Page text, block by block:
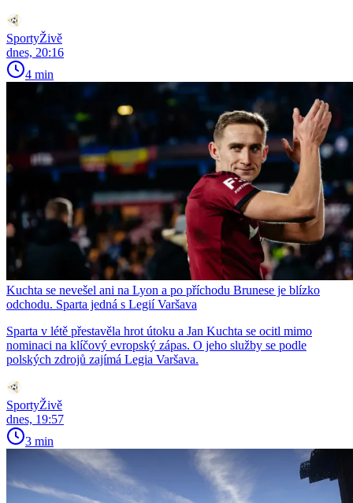
SportyŽivě
dnes, 20:16
4 min
Kuchta se nevešel ani na Lyon a po příchodu Brunese je blízko
odchodu. Sparta jedná s Legií Varšava
Sparta v létě přestavěla hrot útoku a Jan Kuchta se ocitl mimo
nominaci na klíčový evropský zápas. O jeho služby se podle
polských zdrojů zajímá Legia Varšava.
SportyŽivě
dnes, 19:57
3 min